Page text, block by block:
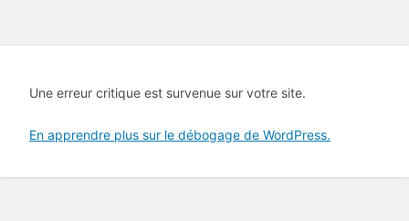
Une erreur critique est survenue sur votre site.
En apprendre plus sur le débogage de WordPress.